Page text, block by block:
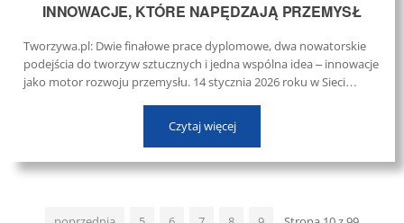
INNOWACJE, KTÓRE NAPĘDZAJĄ PRZEMYSŁ
Tworzywa.pl: Dwie finałowe prace dyplomowe, dwa nowatorskie
podejścia do tworzyw sztucznych i jedna wspólna idea – innowacje
jako motor rozwoju przemysłu. 14 stycznia 2026 roku w Sieci
Czytaj więcej